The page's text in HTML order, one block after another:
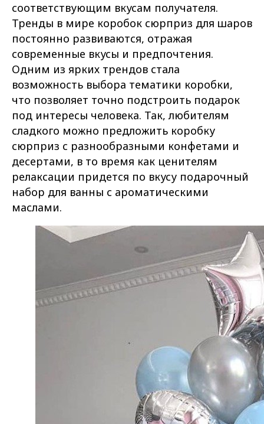
соответствующим вкусам получателя.
Тренды в мире коробок сюрприз для шаров
постоянно развиваются, отражая
современные вкусы и предпочтения.
Одним из ярких трендов стала
возможность выбора тематики коробки,
что позволяет точно подстроить подарок
под интересы человека. Так, любителям
сладкого можно предложить коробку
сюрприз с разнообразными конфетами и
десертами, в то время как ценителям
релаксации придется по вкусу подарочный
набор для ванны с ароматическими
маслами.